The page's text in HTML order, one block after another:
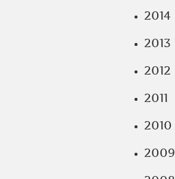
2014
2013
2012
2011
2010
2009